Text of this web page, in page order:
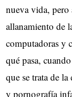
nueva vida, pero
allanamiento de
computadoras y
qué pasa,
que se trata de
y pornografía